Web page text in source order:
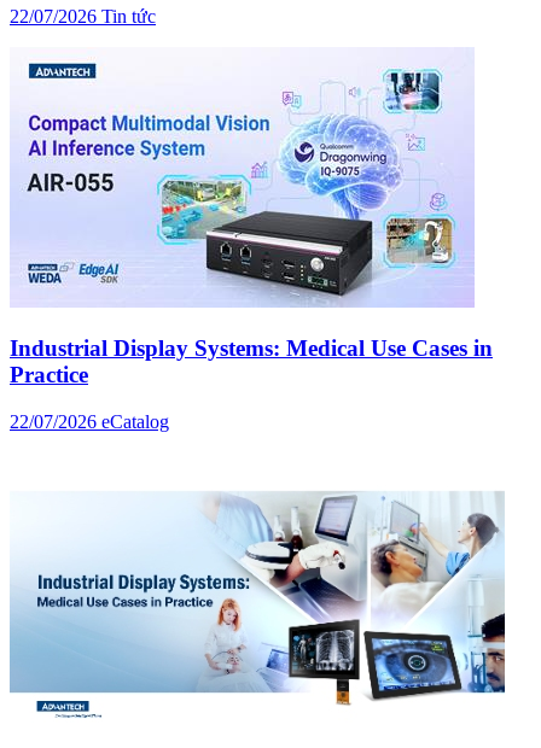
22/07/2026 Tin tức
Industrial Display Systems: Medical Use Cases in
Practice
22/07/2026 eCatalog